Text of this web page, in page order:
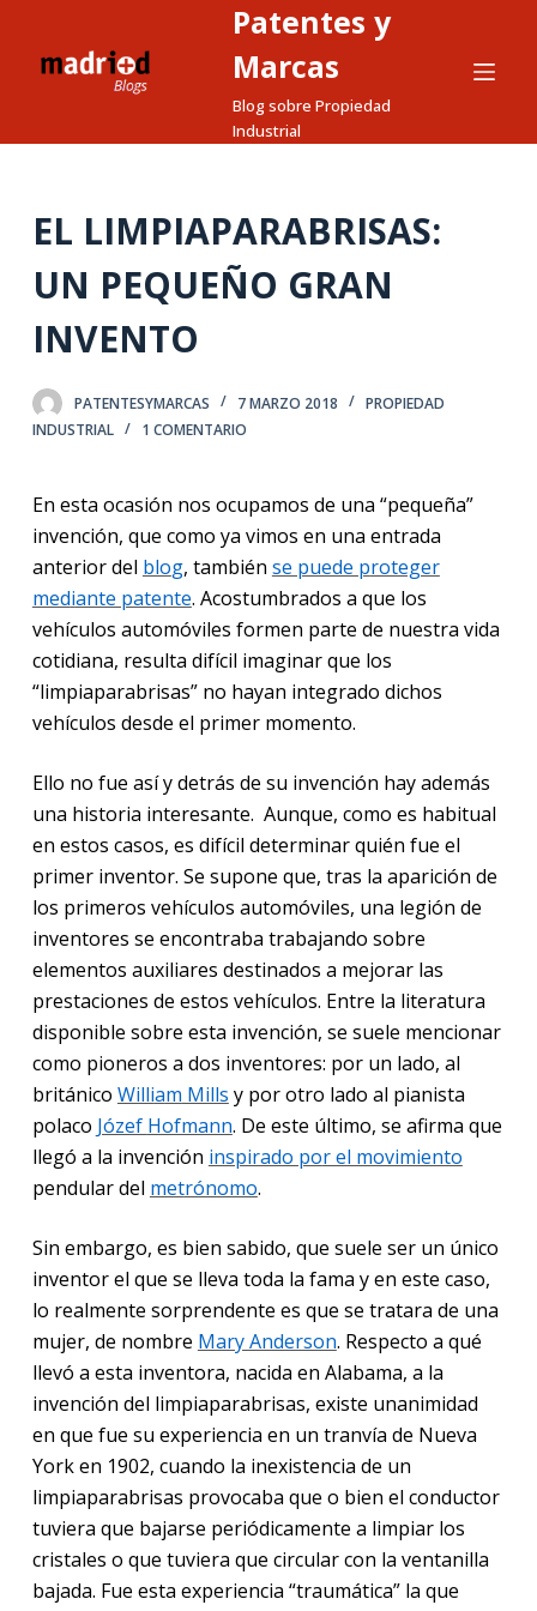
a
e
n
d
o
Patentes y
Marcas
Blog sobre Propiedad
Industrial
EL LIMPIAPARABRISAS:
UN PEQUEÑO GRAN
INVENTO
PATENTESYMARCAS 7 MARZO 2018
PROPIEDAD
INDUSTRIAL
1 COMENTARIO
En esta ocasión nos ocupamos de una “pequeña”
invención, que como ya vimos en una entrada
anterior del blog, también se puede proteger
mediante patente. Acostumbrados a que los
vehículos automóviles formen parte de nuestra vida
cotidiana, resulta difícil imaginar que los
“limpiaparabrisas” no hayan integrado dichos
vehículos desde el primer momento.
Ello no fue así y detrás de su invención hay además
una historia interesante. Aunque, como es habitual
en estos casos, es difícil determinar quién fue el
primer inventor. Se supone que, tras la aparición de
los primeros vehículos automóviles, una legión de
inventores se encontraba trabajando sobre
elementos auxiliares destinados a mejorar las
prestaciones de estos vehículos. Entre la literatura
disponible sobre esta invención, se suele mencionar
como pioneros a dos inventores: por un lado, al
británico William Mills y por otro lado al pianista
polaco Józef Hofmann. De este último, se afirma que
llegó a la invención inspirado por el movimiento
pendular del metrónomo.
Sin embargo, es bien sabido, que suele ser un único
inventor el que se lleva toda la fama y en este caso,
lo realmente sorprendente es que se tratara de una
mujer, de nombre Mary Anderson. Respecto a qué
llevó a esta inventora, nacida en Alabama, a la
invención del limpiaparabrisas, existe unanimidad
en que fue su experiencia en un tranvía de Nueva
York en 1902, cuando la inexistencia de un
limpiaparabrisas provocaba que o bien el conductor
tuviera que bajarse periódicamente a limpiar los
cristales o que tuviera que circular con la ventanilla
bajada. Fue esta experiencia “traumática” la que